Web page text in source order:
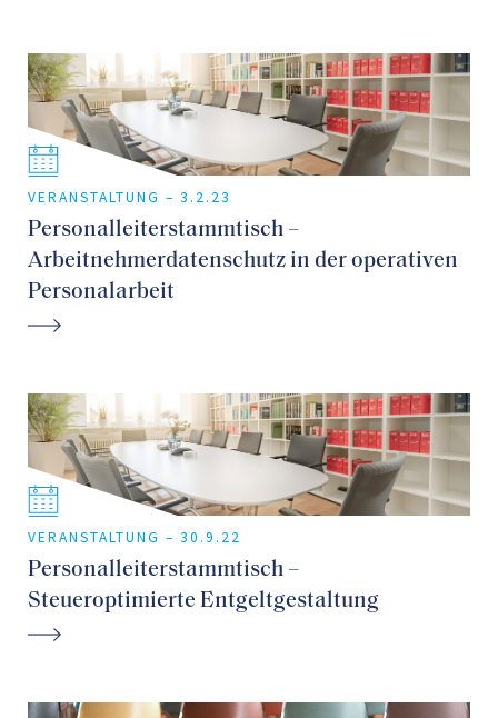
VERANSTALTUNG – 3.2.23
Personalleiterstammtisch –
Arbeitnehmerdatenschutz in der operativen
Personalarbeit
VERANSTALTUNG – 30.9.22
Personalleiterstammtisch –
Steueroptimierte Entgeltgestaltung